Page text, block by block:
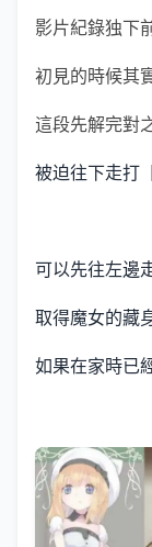
影片紀錄独下
初見的時候其
這段先解完對
被迫往下走打
可以先往左邊
取得魔女的藏
如果在家時已